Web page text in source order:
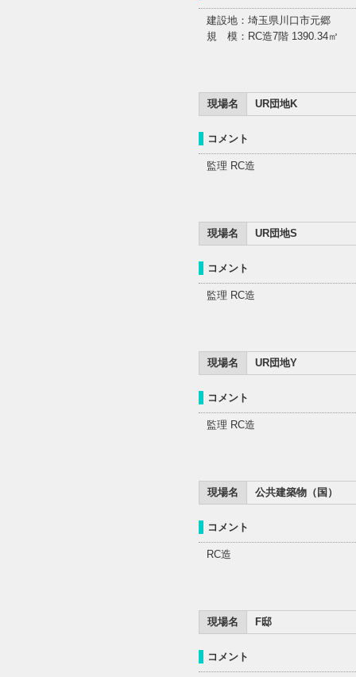
建設地：埼玉県川口市元郷
規 模：RC造7階 1390.34㎡
現場名 UR団地K
コメント
監理 RC造
現場名 UR団地S
コメント
監理 RC造
現場名 UR団地Y
コメント
監理 RC造
現場名 公共建築物（国）
コメント
RC造
現場名 F邸
コメント